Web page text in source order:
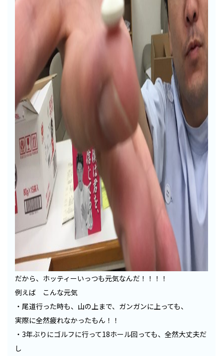
だから、ホッティーいっつも元気なんだ！！！！
例えば こんな元気
・尾道行った時も、山の上まで、ガンガンに上っても、
実際に全然疲れなかったもん！！
・3年ぶりにゴルフに行って18ホール回っても、全然大丈夫だ
し